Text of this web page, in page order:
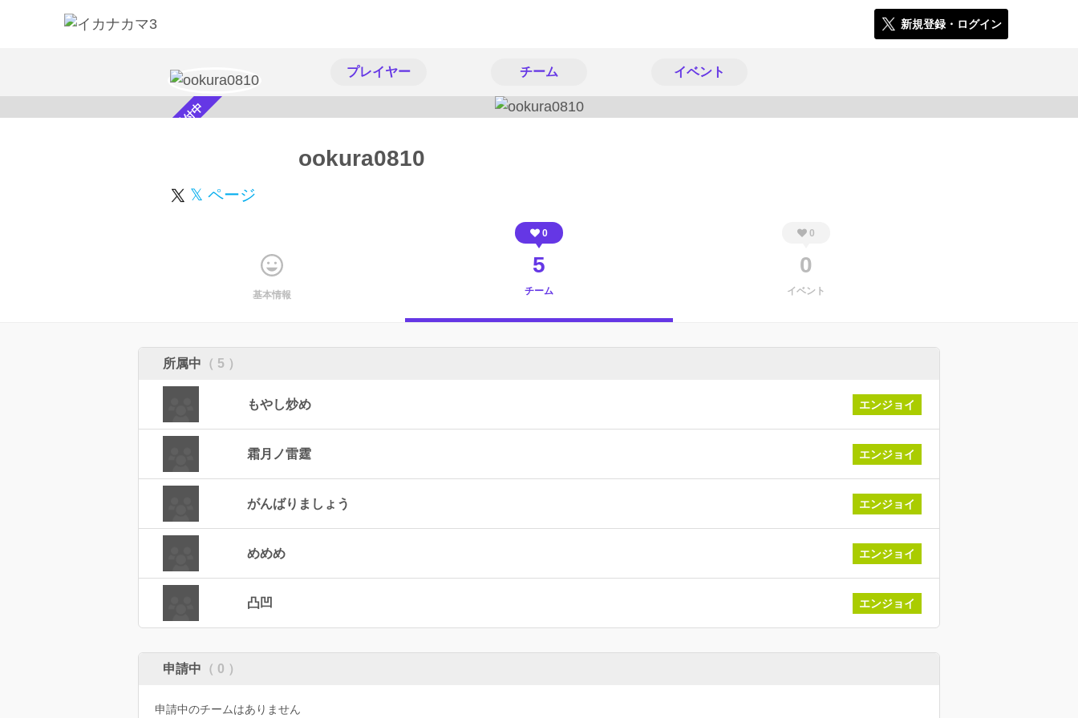
新規登録・ログイン
プレイヤー チーム イベント
スカウト受付中 ookura0810
𝕏 ページ
基本情報
0
5
チーム
0
0
イベント
所属中 （ 5 ）
もやし炒め エンジョイ
霜月ノ雷霆 エンジョイ
がんばりましょう エンジョイ
めめめ エンジョイ
凸凹 エンジョイ
申請中 （ 0 ）
申請中のチームはありません